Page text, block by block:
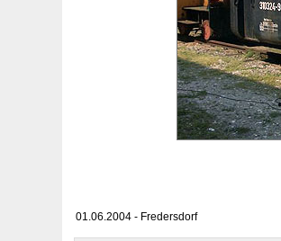
01.06.2004 - Fredersdorf